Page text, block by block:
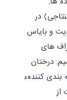
در
و بایاس
های
, درختان
کنندهء
از